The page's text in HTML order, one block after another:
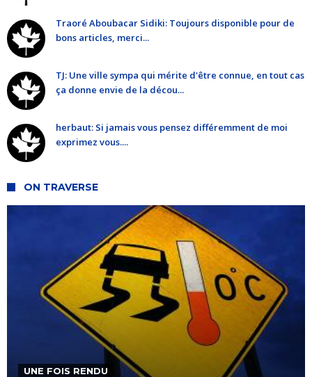
Traoré Aboubacar Sidiki: Toujours disponible pour de
bons articles, merci...
TJ: Une ville sympa qui mérite d'être connue, en tout cas
ça donne envie de la décou...
herbaut: Si jamais vous pensez différemment de moi
exprimez vous....
ON TRAVERSE
UNE FOIS RENDU